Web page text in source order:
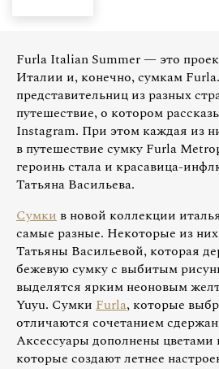
Furla Italian Summer — это
Италии и, конечно, сумкам
представительниц из разных
путешествие, о котором
Instagram. При этом каждая из
в путешествие сумку Furla
героинь стала и красавица-
Татьяна Васильева.
Сумки в новой коллекции
самые разные. Некоторые из
Татьяны Васильевой, которая
бежевую сумку с выбитым
выделятся ярким неоновым
Yuyu. Сумки Furla, которые
отличаются сочетанием
Аксессуары дополнены цветами
которые создают летнее